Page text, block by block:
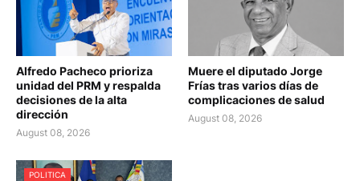
Alfredo Pacheco prioriza
unidad del PRM y respalda
decisiones de la alta
dirección
August 08, 2026
Muere el diputado Jorge
Frías tras varios días de
complicaciones de salud
August 08, 2026
POLITICA